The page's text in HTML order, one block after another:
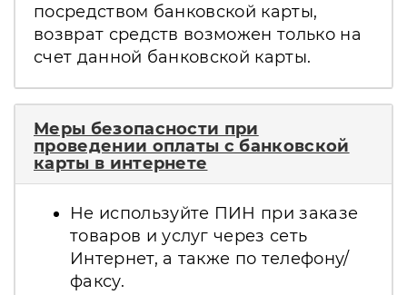
посредством банковской карты,
возврат средств возможен только на
счет данной банковской карты.
Меры безопасности при
проведении оплаты с банковской
карты в интернете
Не используйте ПИН при заказе
товаров и услуг через сеть
Интернет, а также по телефону/
факсу.